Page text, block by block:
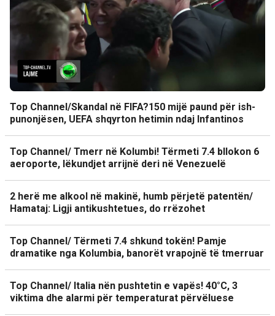
Top Channel/Skandal në FIFA?150 mijë paund për ish-
punonjësen, UEFA shqyrton hetimin ndaj Infantinos
Top Channel/ Tmerr në Kolumbi! Tërmeti 7.4 bllokon 6
aeroporte, lëkundjet arrijnë deri në Venezuelë
2 herë me alkool në makinë, humb përjetë patentën/
Hamataj: Ligji antikushtetues, do rrëzohet
Top Channel/ Tërmeti 7.4 shkund tokën! Pamje
dramatike nga Kolumbia, banorët vrapojnë të tmerruar
Top Channel/ Italia nën pushtetin e vapës! 40°C, 3
viktima dhe alarmi për temperaturat përvëluese